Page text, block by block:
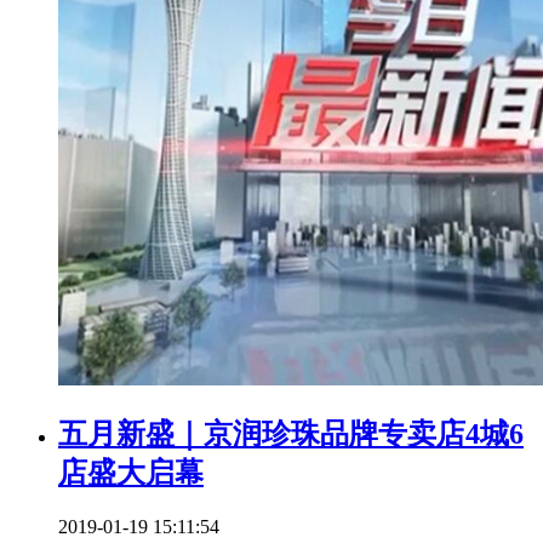
五月新盛｜京润珍珠品牌专卖店4城6
店盛大启幕
2019-01-19 15:11:54